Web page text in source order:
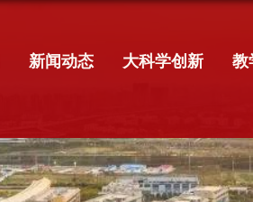
新闻动态 大科学创新 教